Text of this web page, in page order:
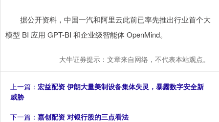
据公开资料，中国一汽和阿里云此前已率先推出行业首个大
模型 BI 应用 GPT-BI 和企业级智能体 OpenMind。
大牛证券提示：文章来自网络，不代表本站观点。
上一篇： 宏益配资 伊朗大量美制设备集体失灵，暴露数字安全新
威胁
下一篇： 嘉创配资 对银行股的三点看法